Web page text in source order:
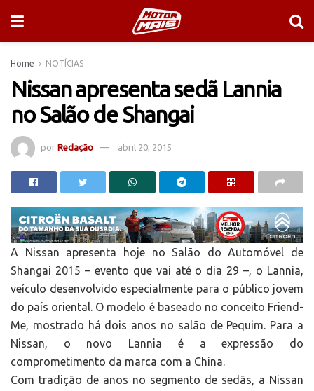
Home NOTÍCIAS
Nissan apresenta sedã Lannia
no Salão de Shangai
por Redação abril 20, 2015
A Nissan apresenta hoje no Salão do Automóvel de
Shangai 2015 – evento que vai até o dia 29 –, o Lannia,
veículo desenvolvido especialmente para o público jovem
do país oriental. O modelo é baseado no conceito Friend-
Me, mostrado há dois anos no salão de Pequim. Para a
Nissan, o novo Lannia é a expressão do
comprometimento da marca com a China.
Com tradição de anos no segmento de sedãs, a Nissan